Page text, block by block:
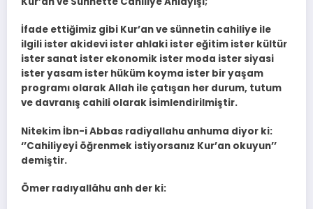
İfade ettiğimiz gibi Kur’an ve sünnetin cahiliye ile
ilgili ister akidevi ister ahlaki ister eğitim ister kültür
ister sanat ister ekonomik ister moda ister siyasi
ister yasam ister hüküm koyma ister bir yaşam
programı olarak Allah ile çatışan her durum, tutum
ve davranış cahili olarak isimlendirilmiştir.
Nitekim İbn-i Abbas radiyallahu anhuma diyor ki:
‘’Cahiliyeyi öğrenmek istiyorsanız Kur’an okuyun’’
demiştir.
Ömer radıyallâhu anh der ki: